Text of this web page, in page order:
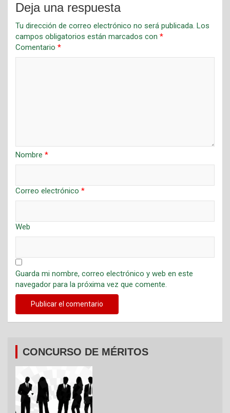
Deja una respuesta
Tu dirección de correo electrónico no será publicada. Los
campos obligatorios están marcados con *
Comentario *
Nombre *
Correo electrónico *
Web
Guarda mi nombre, correo electrónico y web en este
navegador para la próxima vez que comente.
CONCURSO DE MÉRITOS